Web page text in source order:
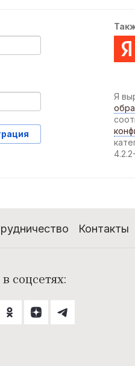
Я
Контакты
соцсетях: